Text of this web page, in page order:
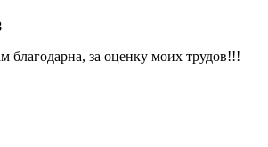
благодарна, за оценку моих трудов!!!